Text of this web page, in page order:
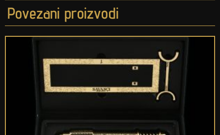
Povezani proizvodi